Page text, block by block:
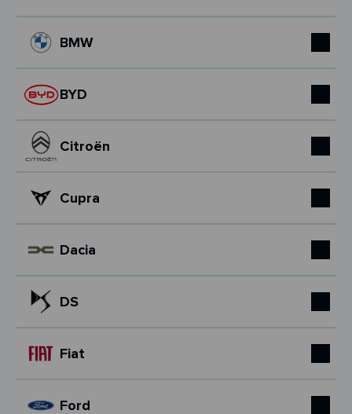
BMW
BYD
Citroën
Cupra
Dacia
DS
Fiat
Ford